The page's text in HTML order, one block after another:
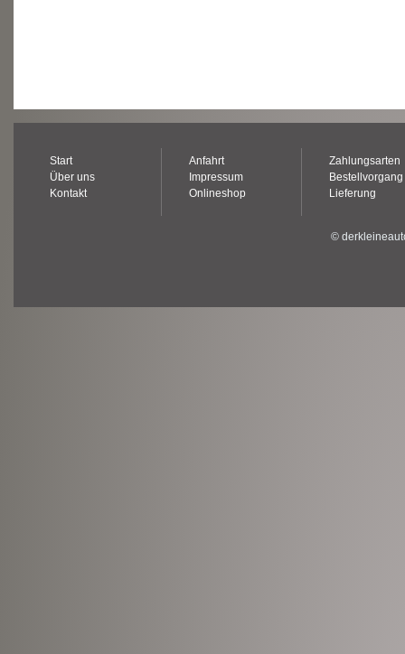
Start
Über uns
Kontakt
Anfahrt
Impressum
Onlineshop
Zahlungsarten
Bestellvorgang
Lieferung
©